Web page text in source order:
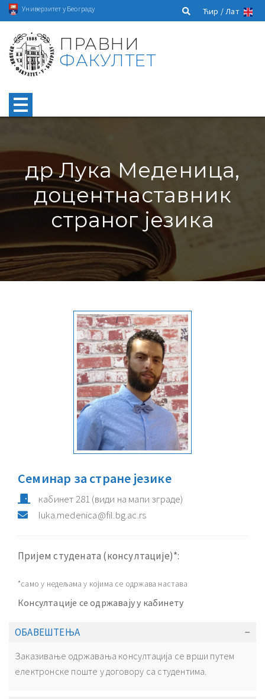
Универзитет у Београду Ћир /Лат
ПРАВНИ
ФАКУЛТЕТ
др Лука Меденица,
доцентнаставник
страног језика
Семинар за стране језике
кабинет281(види на мапи зграде)
luka.medenica@fil.bg.ac.rs
Пријем студената (консултације)*:
*само у недељама у којима се одржава настава
Консултације се одржавају у кабинету
ОБАВЕШТЕЊА
Заказивање одржавања консултација се врши путем
електронске поште у договору са студентима.